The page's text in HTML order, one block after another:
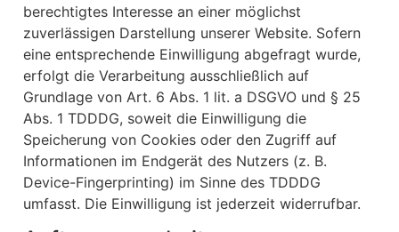
berechtigtes Interesse an einer möglichst
zuverlässigen Darstellung unserer Website. Sofern
eine entsprechende Einwilligung abgefragt wurde,
erfolgt die Verarbeitung ausschließlich auf
Grundlage von Art. 6 Abs. 1 lit. a DSGVO und § 25
Abs. 1 TDDDG, soweit die Einwilligung die
Speicherung von Cookies oder den Zugriff auf
Informationen im Endgerät des Nutzers (z. B.
Device-Fingerprinting) im Sinne des TDDDG
umfasst. Die Einwilligung ist jederzeit widerrufbar.